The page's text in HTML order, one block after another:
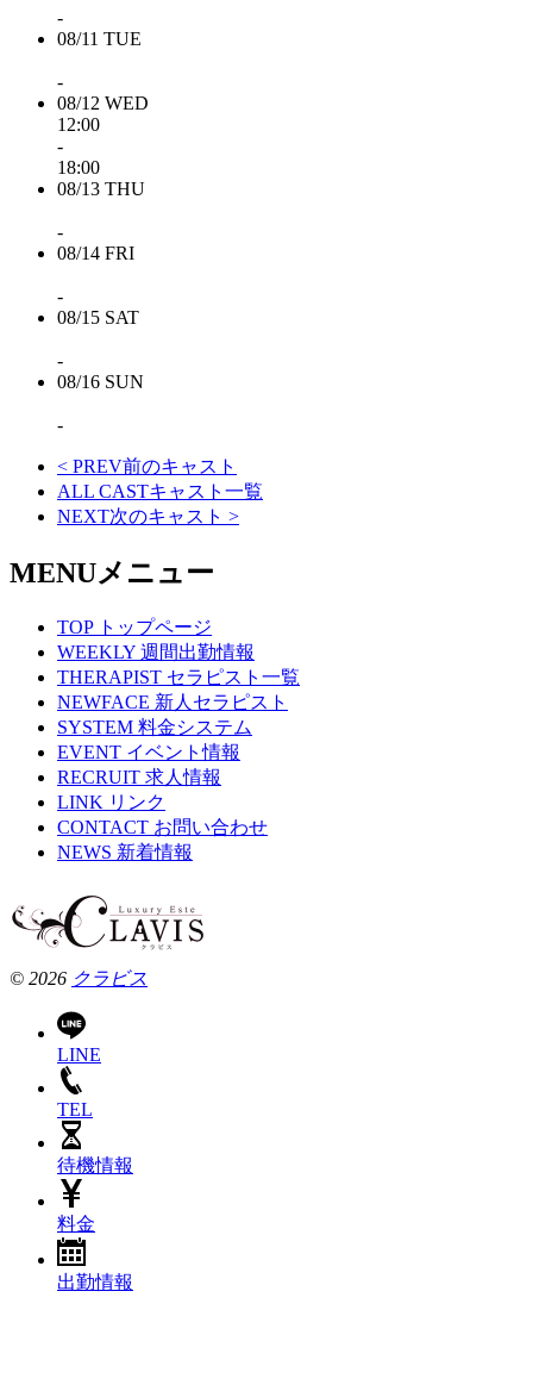
-
08/11 TUE
-
08/12 WED
12:00
-
18:00
08/13 THU
-
08/14 FRI
-
08/15 SAT
-
08/16 SUN
-
< PREV前のキャスト
ALL CASTキャスト一覧
NEXT次のキャスト >
MENUメニュー
TOP トップページ
WEEKLY 週間出勤情報
THERAPIST セラピスト一覧
NEWFACE 新人セラピスト
SYSTEM 料金システム
EVENT イベント情報
RECRUIT 求人情報
LINK リンク
CONTACT お問い合わせ
NEWS 新着情報
© 2026 クラビス
LINE
TEL
待機情報
料金
出勤情報